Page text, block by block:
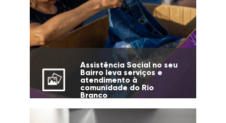
Assistência Social no seu
Bairro leva serviços e
atendimento à
comunidade do Rio
Branco